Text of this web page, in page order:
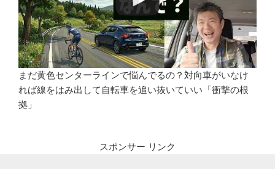
まだ黄色センターラインで悩んでるの？対向車がいなけ
れば線をはみ出して自転車を追い抜いていい「衝撃の根
拠」
スポンサー リンク